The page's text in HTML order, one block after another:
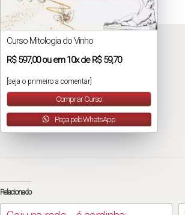
Curso Mitologia do Vinho
R$597,00ou em10xdeR$ 59,70
[seja o primeiro a comentar]
Comprar Curso
Peça pelo WhatsApp
Relacionado